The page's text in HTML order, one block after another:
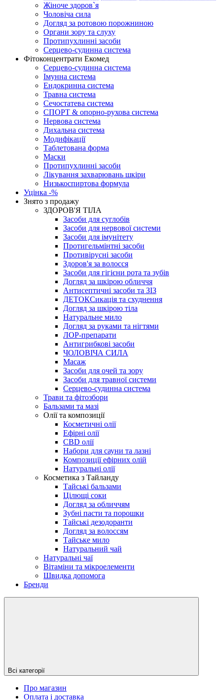
Жіноче здоров`я
Чоловіча сила
Догляд за ротовою порожниною
Органи зору та слуху
Протипухлинні засоби
Серцево-судинна система
Фітоконцентрати Екомед
Серцево-судинна система
Імунна система
Ендокринна система
Травна система
Сечостатева система
СПОРТ & опорно-рухова система
Нервова система
Дихальна система
Модифікації
Таблетована форма
Маски
Протипухлинні засоби
Лікування захварювань шкіри
Низькоспиртова формула
Уцінка -%
Знято з продажу
ЗДОРОВ'Я ТІЛА
Засоби для суглобів
Засоби для нервової системи
Засоби для імунітету
Протигельмінтні засоби
Противірусні засоби
Здоров'я за волосся
Засоби для гігієни рота та зубів
Догляд за шкірою обличчя
Антисептичні засоби та ЗІЗ
ДЕТОКСикація та схуднення
Догляд за шкірою тіла
Натуральне мило
Догляд за руками та нігтями
ЛОР-препарати
Антигрибкові засоби
ЧОЛОВІЧА СИЛА
Масаж
Засоби для очей та зору
Засоби для травної системи
Серцево-судинна система
Трави та фітозбори
Бальзами та мазі
Олії та композиції
Косметичні олії
Ефірні олії
CBD олії
Набори для сауни та лазні
Композиції ефірних олій
Натуральні олії
Косметика з Тайланду
Тайські бальзами
Цілющі соки
Догляд за обличчям
Зубні пасти та порошки
Тайські дезодоранти
Догляд за волоссям
Тайське мило
Натуральний чай
Натуральні чаї
Вітаміни та мікроелементи
Швидка допомога
Бренди
Всі категорії
Про магазин
Оплата і доставка